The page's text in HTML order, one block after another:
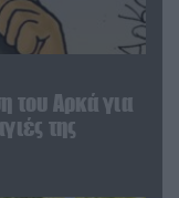
του Αρκά για
της